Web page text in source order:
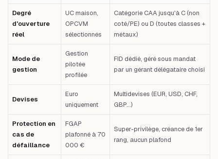
Degré
d'ouverture
réel
UC maison,
OPCVM
sélectionnés
Catégorie CAA jusqu'à C (non
coté/PE) ou D (toutes classes +
métaux)
Mode de
gestion
Gestion
pilotée
profilée
FID dédié, géré sous mandat
par un gérant délégataire choisi
Devises
Euro
uniquement
Multidevises (EUR, USD, CHF,
GBP…)
Protection en
cas de
défaillance
FGAP
plafonné à 70
000 €
Super-privilège, créance de 1er
rang, aucun plafond